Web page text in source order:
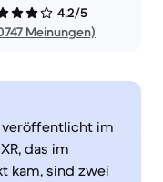
4,2/5
Meinungen)
veröffentlicht im
das im
kam, sind zwei